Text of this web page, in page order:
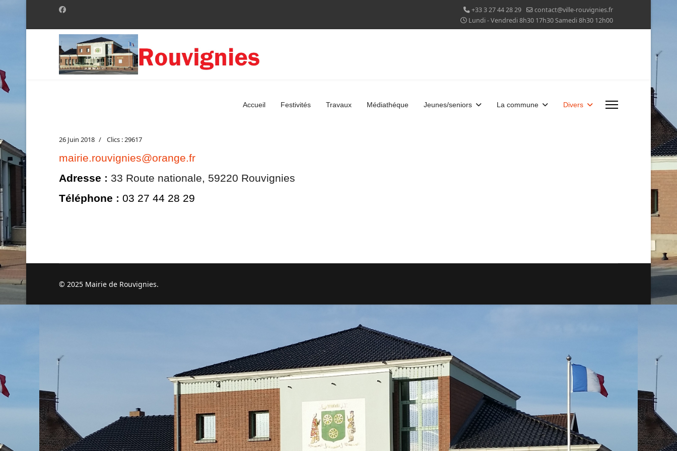
+33 3 27 44 28 29
contact@ville-rouvignies.fr
Lundi - Vendredi 8h30 17h30 Samedi 8h30 12h00
Accueil Festivités Travaux Médiathéque Jeunes/seniors La commune Divers
26 Juin 2018 Clics : 29617
mairie.rouvignies@orange.fr
Adresse : 33 Route nationale, 59220 Rouvignies
Téléphone : 03 27 44 28 29
© 2025 Mairie de Rouvignies.